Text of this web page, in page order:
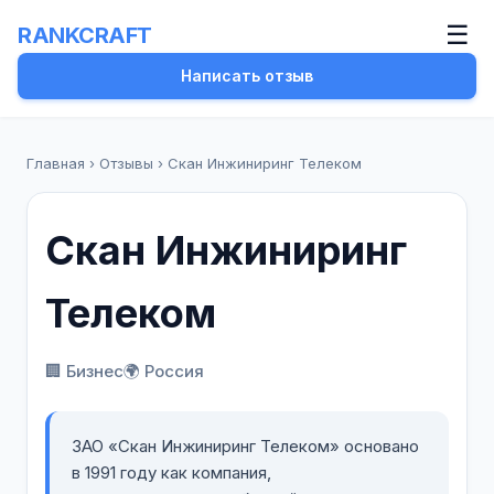
RANKCRAFT ☰
Написать отзыв
Главная › Отзывы › Скан Инжиниринг Телеком
Скан Инжиниринг
Телеком
🏢 Бизнес🌍 Россия
ЗАО «Скан Инжиниринг Телеком» основано
в 1991 году как компания,